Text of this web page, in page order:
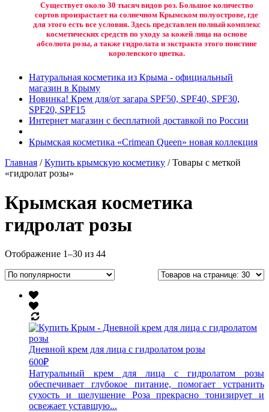
Существует около 30 тысяч видов роз. Большое количество
сортов произрастает на солнечном Крымском полуострове, где
для этого есть все условия. Здесь представлен полный комплекс
косметических средств по уходу за кожей лица на основе
абсолюта розы, а также гидролата и экстракта этого поистине
королевского цветка.
Натуральная косметика из Крыма - официальный
магазин в Крыму
Новинка! Крем для/от загара SPF50, SPF40, SPF30,
SPF20, SPF15
Интернет магазин с бесплатной доставкой по России
Крымская косметика «Crimean Queen» новая коллекция
Главная /Купить крымскую косметику / Товары с меткой
«гидролат розы»
Крымская косметика
гидролат розы
Отображение 1–30 из 44
Дневной крем для лица с гидролатом розы
600₽
Натуральный крем для лица с гидролатом розы
обеспечивает глубокое питание, помогает устранить
сухость и шелушение Роза прекрасно тонизирует и
освежает уставшую...